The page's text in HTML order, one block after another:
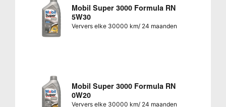
Mobil Super 3000 Formula RN
5W30
Ververs elke 30000 km/ 24 maanden
Mobil Super 3000 Formula RN
0W20
Ververs elke 30000 km/ 24 maanden